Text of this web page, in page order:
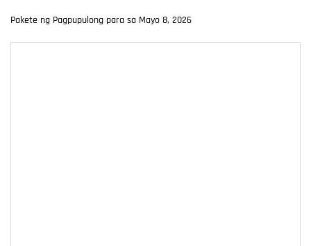
Pakete ng Pagpupulong para sa Mayo 8, 2026